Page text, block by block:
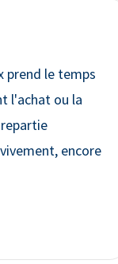
prend le temps
l'achat ou la
encore